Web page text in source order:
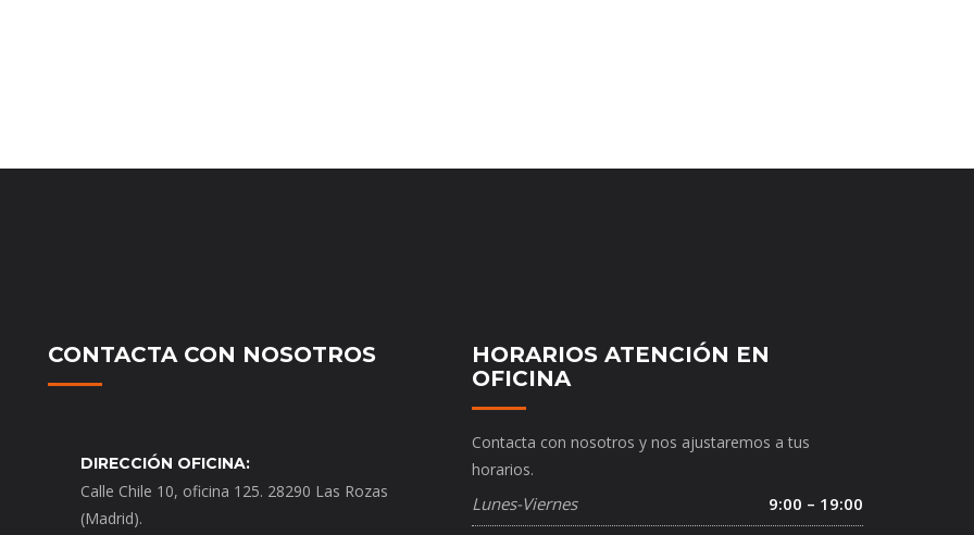
CONTACTA CON NOSOTROS
DIRECCIÓN OFICINA:
Calle Chile 10, oficina 125. 28290 Las Rozas
(Madrid).
HORARIOS ATENCIÓN EN
OFICINA
Contacta con nosotros y nos ajustaremos a tus
horarios.
Lunes-Viernes
9:00 – 19:00